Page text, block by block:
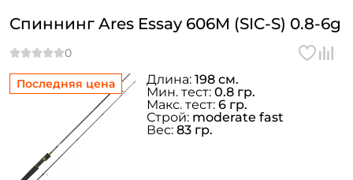
Последняя цена
Спиннинг Ares Essay 606M (SIC-S) 0.8-6g
Длина: 198 см.
Мин. тест: 0.8 гр.
Макс. тест: 6 гр.
Строй: moderate fast
Вес: 83 гр.